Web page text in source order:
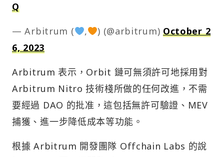
Q
— Arbitrum ( , ) (@arbitrum) October 2
6, 2023
Arbitrum 表示，Orbit 鏈可無須許可地採用對
Arbitrum Nitro 技術棧所做的任何改進，不需
要經過 DAO 的批准，這包括無許可驗證、MEV
捕獲、進一步降低成本等功能。
根據 Arbitrum 開發團隊 Offchain Labs 的說